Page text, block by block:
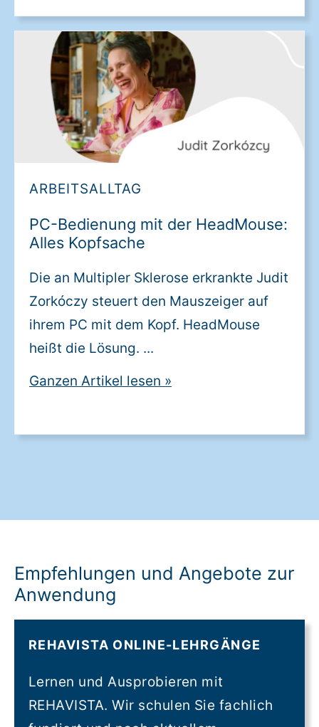
ARBEITSALLTAG
PC-Bedienung mit der HeadMouse:
Alles Kopfsache
Die an Multipler Sklerose erkrankte Judit
Zorkóczy steuert den Mauszeiger auf
ihrem PC mit dem Kopf. HeadMouse
heißt die Lösung. ...
Ganzen Artikel lesen »
Empfehlungen und Angebote zur
Anwendung
REHAVISTA ONLINE-LEHRGÄNGE
Lernen und Ausprobieren mit
REHAVISTA. Wir schulen Sie fachlich